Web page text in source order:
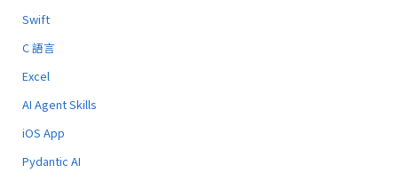
Swift
C 語言
Excel
AI Agent Skills
iOS App
Pydantic AI